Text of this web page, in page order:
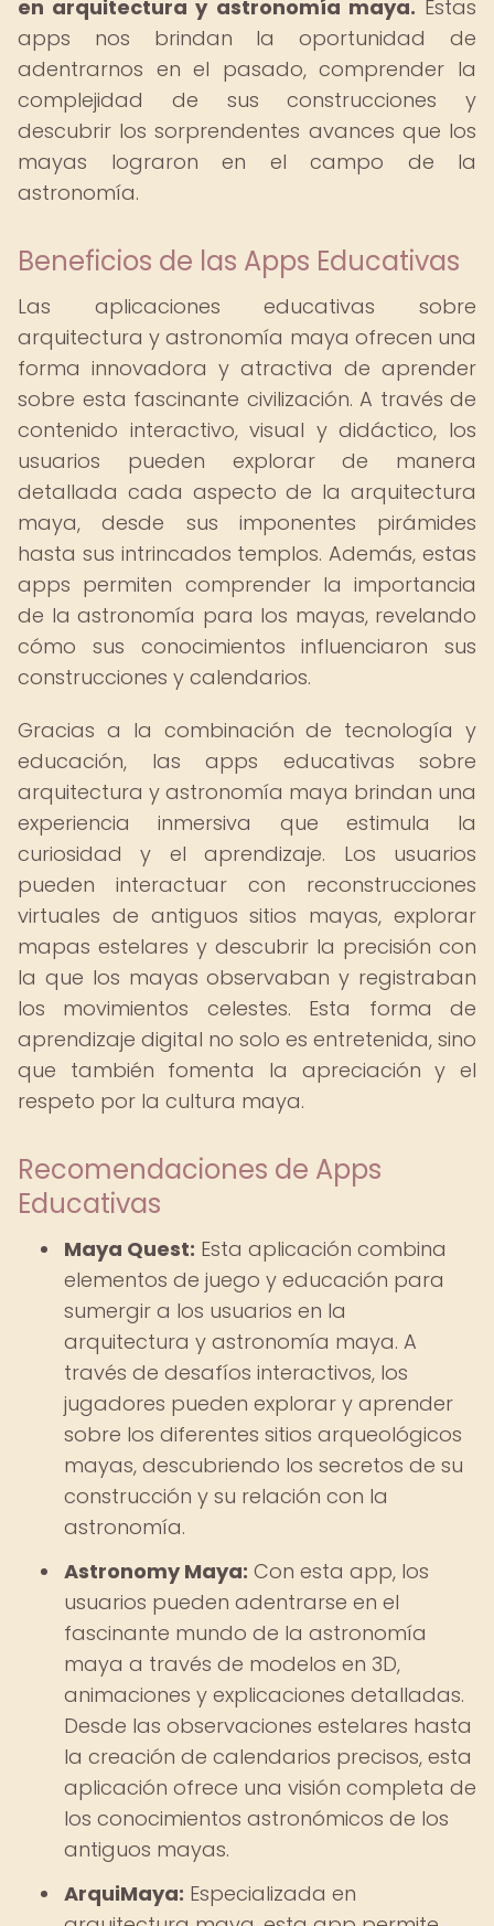
en arquitectura y astronomía maya. Estas
apps nos brindan la oportunidad de
adentrarnos en el pasado, comprender la
complejidad de sus construcciones y
descubrir los sorprendentes avances que los
mayas lograron en el campo de la
astronomía.
Beneficios de las Apps Educativas
Las aplicaciones educativas sobre
arquitectura y astronomía maya ofrecen una
forma innovadora y atractiva de aprender
sobre esta fascinante civilización. A través de
contenido interactivo, visual y didáctico, los
usuarios pueden explorar de manera
detallada cada aspecto de la arquitectura
maya, desde sus imponentes pirámides
hasta sus intrincados templos. Además, estas
apps permiten comprender la importancia
de la astronomía para los mayas, revelando
cómo sus conocimientos influenciaron sus
construcciones y calendarios.
Gracias a la combinación de tecnología y
educación, las apps educativas sobre
arquitectura y astronomía maya brindan una
experiencia inmersiva que estimula la
curiosidad y el aprendizaje. Los usuarios
pueden interactuar con reconstrucciones
virtuales de antiguos sitios mayas, explorar
mapas estelares y descubrir la precisión con
la que los mayas observaban y registraban
los movimientos celestes. Esta forma de
aprendizaje digital no solo es entretenida, sino
que también fomenta la apreciación y el
respeto por la cultura maya.
Recomendaciones de Apps
Educativas
Maya Quest: Esta aplicación combina
elementos de juego y educación para
sumergir a los usuarios en la
arquitectura y astronomía maya. A
través de desafíos interactivos, los
jugadores pueden explorar y aprender
sobre los diferentes sitios arqueológicos
mayas, descubriendo los secretos de su
construcción y su relación con la
astronomía.
Astronomy Maya: Con esta app, los
usuarios pueden adentrarse en el
fascinante mundo de la astronomía
maya a través de modelos en 3D,
animaciones y explicaciones detalladas.
Desde las observaciones estelares hasta
la creación de calendarios precisos, esta
aplicación ofrece una visión completa de
los conocimientos astronómicos de los
antiguos mayas.
ArquiMaya: Especializada en